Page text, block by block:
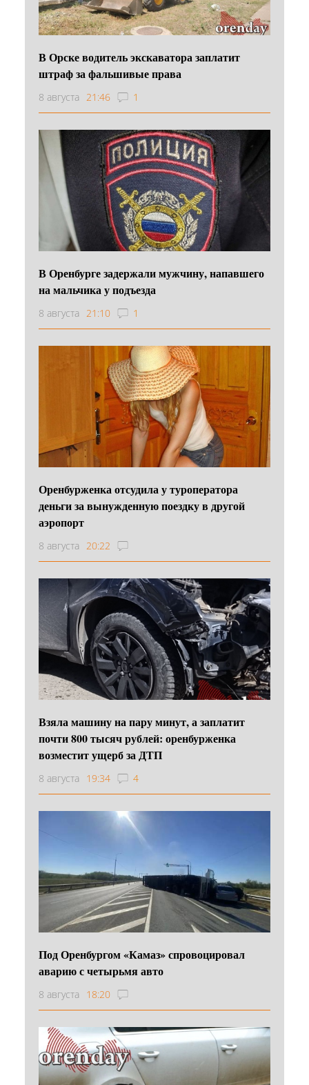
В Орске водитель экскаватора заплатит
штраф за фальшивые права
8 августа 21:46 1
В Оренбурге задержали мужчину, напавшего
на мальчика у подъезда
8 августа 21:10 1
Оренбурженка отсудила у туроператора
деньги за вынужденную поездку в другой
аэропорт
8 августа 20:22
Взяла машину на пару минут, а заплатит
почти 800 тысяч рублей: оренбурженка
возместит ущерб за ДТП
8 августа 19:34 4
Под Оренбургом «Камаз» спровоцировал
аварию с четырьмя авто
8 августа 18:20